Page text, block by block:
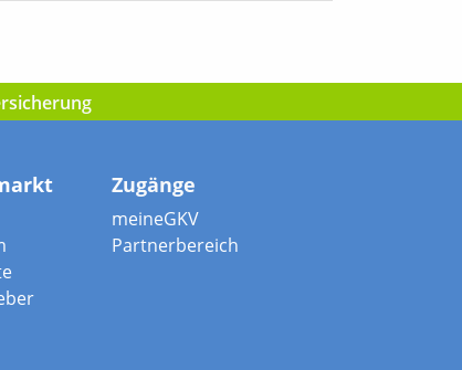
Zugänge
meineGKV
Partnerbereich